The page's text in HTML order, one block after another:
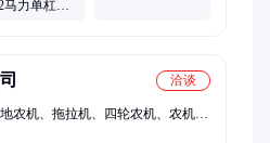
马力单杠四
洽谈
农机、拖拉机、四轮农机、农机配
宏农机、犁地农机、迪庆农机、犁